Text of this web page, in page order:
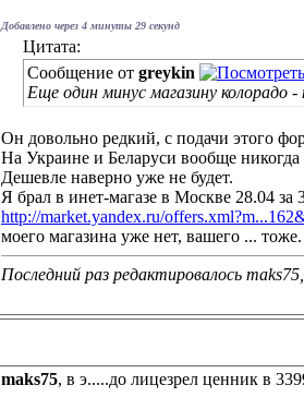
Добавлено через 4 минуты 29 секунд
Цитата:
Сообщение от greykin
Еще один минус магазину колорадо
Он довольно редкий, с подачи этого
На Украине и Беларуси вообще
Дешевле наверно уже не будет.
Я брал в инет-магазе в Москве 28.04 за
http://market.yandex.ru/
моего магазина уже нет, вашего ... тоже.
Последний раз редактировалось
maks75, в э.....до лицезрел ценник в